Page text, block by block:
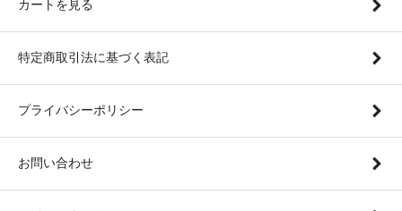
カートを見る
特定商取引法に基づく表記
プライバシーポリシー
お問い合わせ